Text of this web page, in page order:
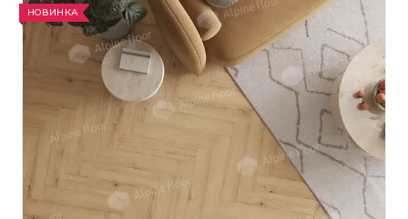
НОВИНКА